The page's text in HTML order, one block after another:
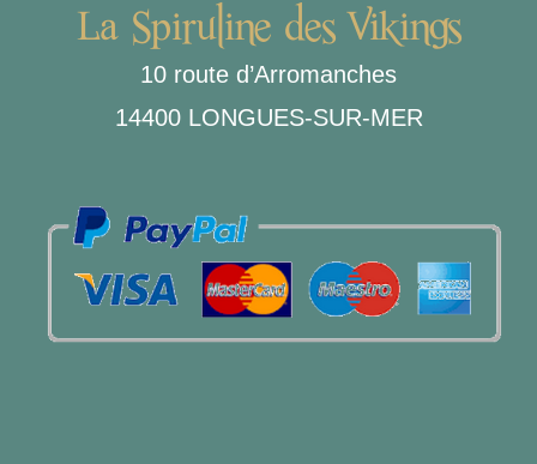
La Spiruline des Vikings
10 route d’Arromanches
14400 LONGUES-SUR-MER